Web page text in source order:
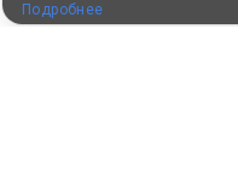
Подробнее